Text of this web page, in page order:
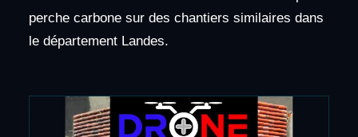
perche carbone sur des chantiers similaires dans
le département Landes.